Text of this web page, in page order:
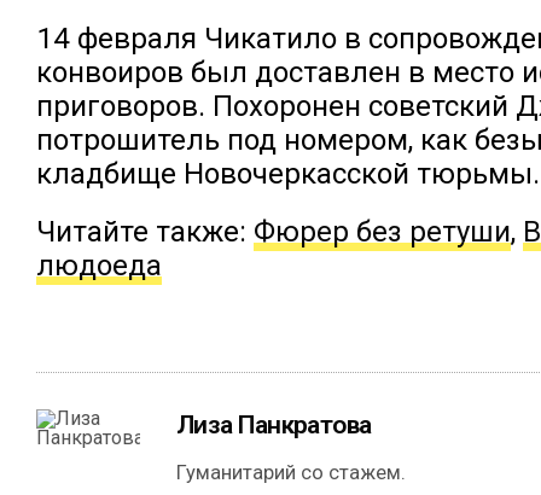
14 февраля Чикатило в
конвоиров был доставлен в место
приговоров. Похоронен советский
потрошитель под номером, как
кладбище Новочеркасской тюрьмы.
Читайте также: Фюрер без ретуши,
людоеда
Лиза Панкратова
Гуманитарий со стажем.